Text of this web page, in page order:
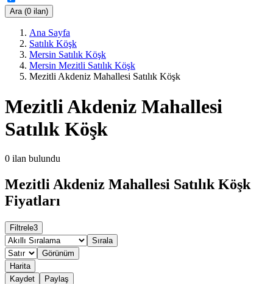
Ara (0 ilan)
Ana Sayfa
Satılık Köşk
Mersin Satılık Köşk
Mersin Mezitli Satılık Köşk
Mezitli Akdeniz Mahallesi Satılık Köşk
Mezitli Akdeniz Mahallesi
Satılık Köşk
0 ilan bulundu
Mezitli Akdeniz Mahallesi Satılık Köşk
Fiyatları
Filtrele3
Sırala
Görünüm
Harita
Kaydet
Paylaş